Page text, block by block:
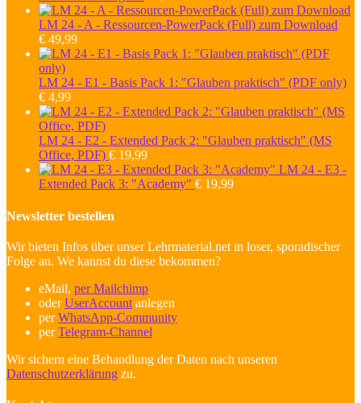
LM 24 - A - Ressourcen-PowerPack (Full) zum Download
€ 49,99
LM 24 - E1 - Basis Pack 1: "Glauben praktisch" (PDF only)
€ 4,99
LM 24 - E2 - Extended Pack 2: "Glauben praktisch" (MS
Office, PDF) € 19,99
LM 24 - E3 -
Extended Pack 3: "Academy" € 19,99
Newsletter bestellen
Wir bieten Infos über unser Lehrmaterial.net in loser, sporadischer
Folge an. We kannst du diese bekommen?
eMail, per Mailchimp
oderUserAccount anlegen
perWhatsApp-Community
perTelegram-Channel
Wir sichern eine Behandlung der Daten nach unseren
Datenschutzerklärung zu.